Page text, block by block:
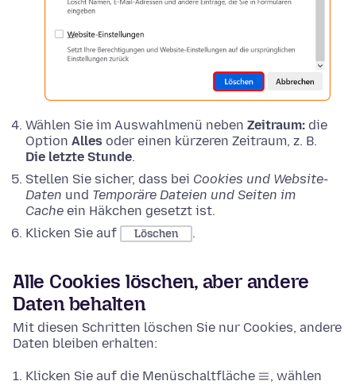
Wählen Sie im Auswahlmenü neben Zeitraum: die
Option Alles oder einen kürzeren Zeitraum, z. B.
Die letzte Stunde.
Stellen Sie sicher, dass bei Cookies und Website-
Daten und Temporäre Dateien und Seiten im
Cache ein Häkchen gesetzt ist.
Klicken Sie auf
Löschen .
Alle Cookies löschen, aber andere
Daten behalten
Mit diesen Schritten löschen Sie nur Cookies, andere
Daten bleiben erhalten:
Klicken Sie auf die Menüschaltfläche
, wählen